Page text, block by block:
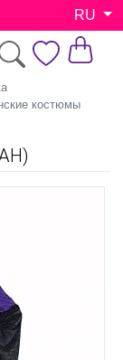
RU
костюмы